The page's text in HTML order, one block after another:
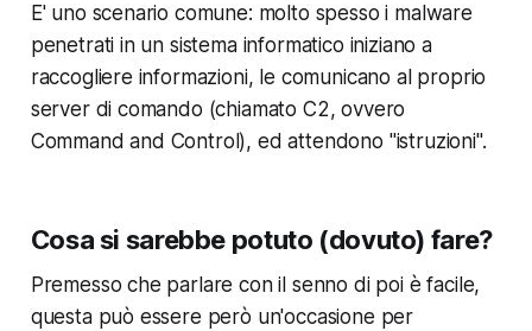
E' uno scenario comune: molto spesso i malware
penetrati in un sistema informatico iniziano a
raccogliere informazioni, le comunicano al proprio
server di comando (chiamato C2, ovvero
Command and Control), ed attendono "istruzioni".
Cosa si sarebbe potuto (dovuto) fare?
Premesso che parlare con il senno di poi è facile,
questa può essere però un'occasione per